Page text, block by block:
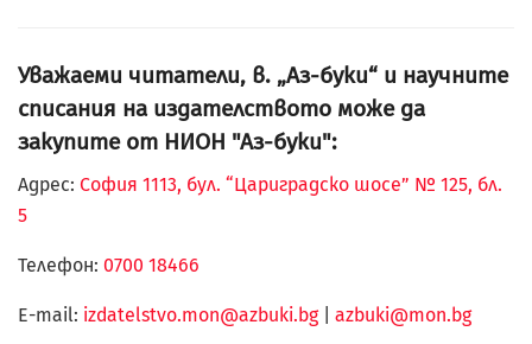
Уважаеми читатели, в. „Аз-буки“ и научните
списания на издателството може да
закупите от НИОН "Аз-буки":
Адрес: София 1113, бул. “Цариградско шосе” № 125, бл.
5
Телефон: 0700 18466
Е-mail: izdatelstvo.mon@azbuki.bg| azbuki@mon.bg